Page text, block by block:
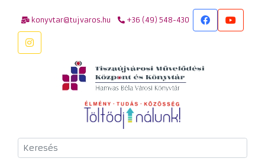
konyvtar@tujvaros.hu +36 (49) 548-430
Keresés